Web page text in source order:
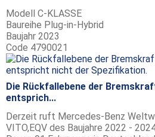
Modell C-KLASSE
Baureihe Plug-in-Hybrid
Baujahr 2023
Code 4790021
Die Rückfallebene der
entsprich...
Derzeit ruft Mercedes-Benz
VITO,EQV des Baujahre 2022 -